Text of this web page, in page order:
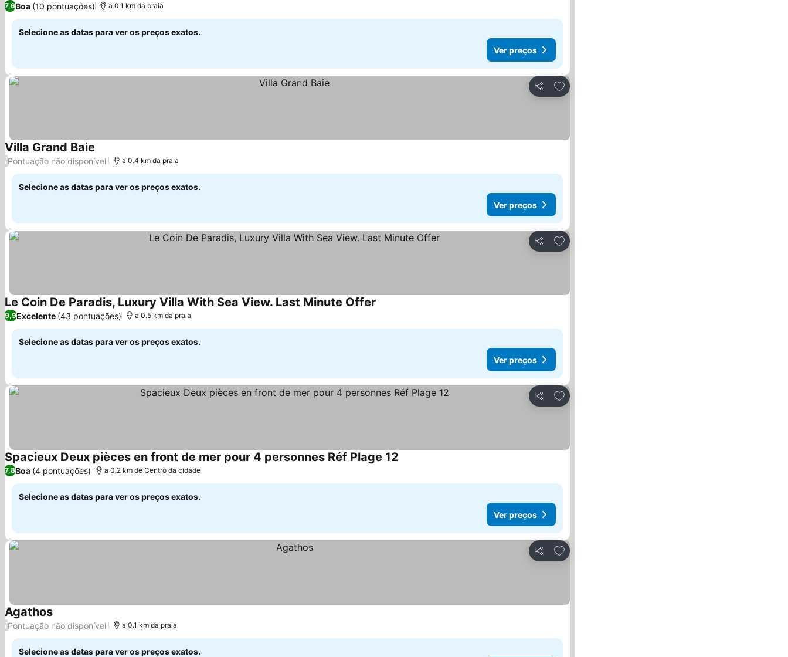
7,6Boa (10 pontuações) a 0.1 km da praia
Selecione as datas para ver os preços exatos.
Ver preços
Partilhar
Adicionar aos favoritos
Villa Grand Baie Ver preços
/Pontuação não disponível a 0.4 km da praia
Selecione as datas para ver os preços exatos.
Ver preços
Partilhar
Adicionar aos favoritos
Le Coin De Paradis, Luxury Villa With Sea View. Last Minute Offer
9,9Excelente (43 pontuações) a 0.5 km da praia
Selecione as datas para ver os preços exatos.
Ver preços
Partilhar
Adicionar aos favoritos
Spacieux Deux pièces en front de mer pour 4 personnes Réf Plage 12
7,8Boa (4 pontuações) a 0.2 km de Centro da cidade
Selecione as datas para ver os preços exatos.
Ver preços
Partilhar
Adicionar aos favoritos
AgathosVer preços
/Pontuação não disponível a 0.1 km da praia
Selecione as datas para ver os preços exatos.